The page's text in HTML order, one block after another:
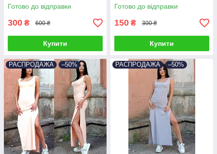
Готово до відправки
300 ₴ 600 ₴
Купити
Готово до відправки
150 ₴ 300 ₴
Купити
РАСПРОДАЖА –50% РАСПРОДАЖА –50%